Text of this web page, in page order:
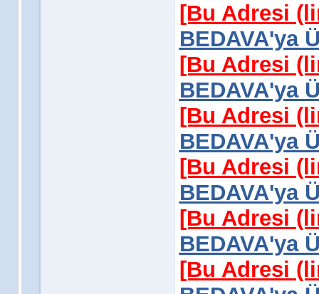
[Bu Adresi
BEDAVA'ya
[Bu Adresi
BEDAVA'ya
[Bu Adresi
BEDAVA'ya
[Bu Adresi
BEDAVA'ya
[Bu Adresi
BEDAVA'ya
[Bu Adresi